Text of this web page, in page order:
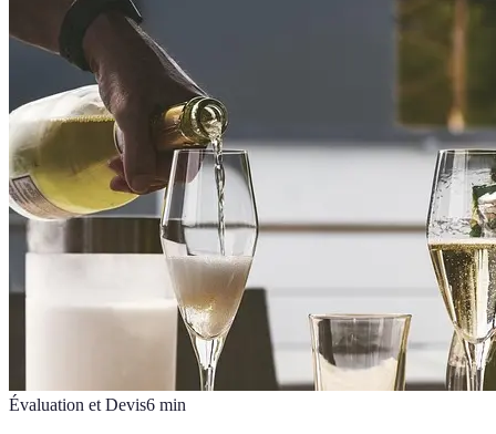
Évaluation et Devis6 min